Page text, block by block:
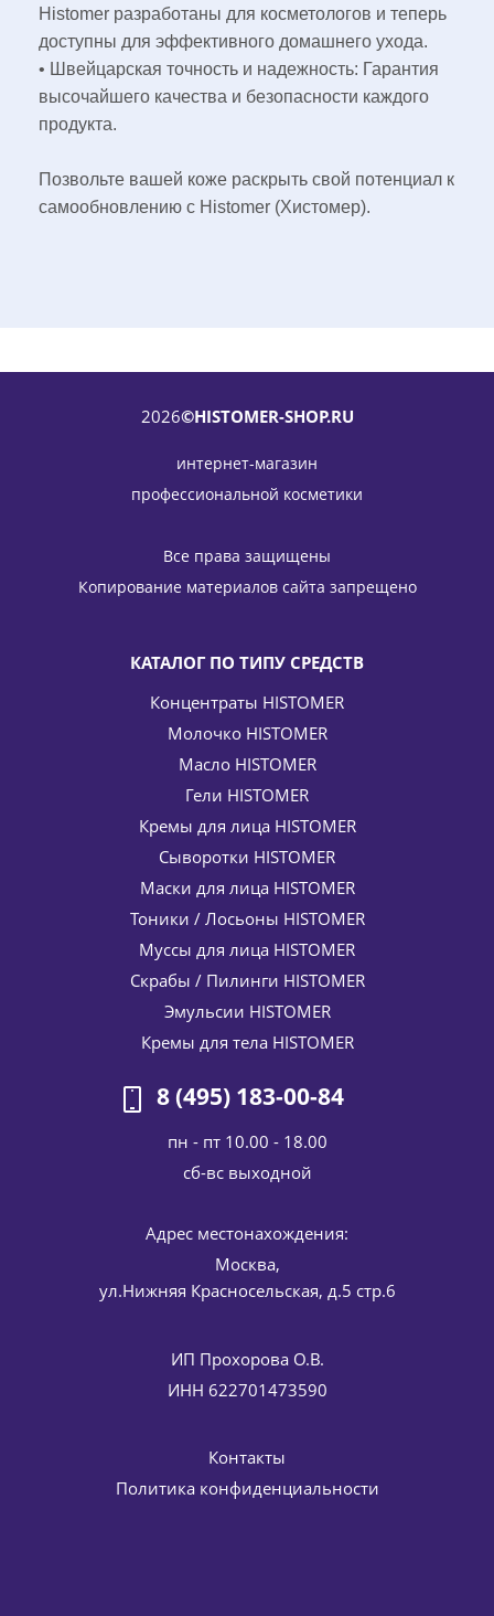
Histomer разработаны для косметологов и теперь
доступны для эффективного домашнего ухода.
• Швейцарская точность и надежность: Гарантия
высочайшего качества и безопасности каждого
продукта.
Позвольте вашей коже раскрыть свой потенциал к
самообновлению с Histomer (Хистомер).
2026©HISTOMER-SHOP.RU
интернет-магазин
профессиональной косметики
Все права защищены
Копирование материалов сайта запрещено
КАТАЛОГ ПО ТИПУ СРЕДСТВ
Концентраты HISTOMER
Молочко HISTOMER
Масло HISTOMER
Гели HISTOMER
Кремы для лица HISTOMER
Сыворотки HISTOMER
Маски для лица HISTOMER
Тоники / Лосьоны HISTOMER
Муссы для лица HISTOMER
Скрабы / Пилинги HISTOMER
Эмульсии HISTOMER
Кремы для тела HISTOMER
8 (495) 183-00-84
пн - пт 10.00 - 18.00
cб-вс выходной
Адрес местонахождения:
Москва,
ул.Нижняя Красносельская, д.5 стр.6
ИП Прохорова О.В.
ИНН 622701473590
Контакты
Политика конфиденциальности